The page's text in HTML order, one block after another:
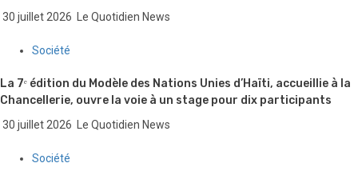
30 juillet 2026 Le Quotidien News
Société
La 7ᵉ édition du Modèle des Nations Unies d’Haïti, accueillie à la
Chancellerie, ouvre la voie à un stage pour dix participants
30 juillet 2026 Le Quotidien News
Société